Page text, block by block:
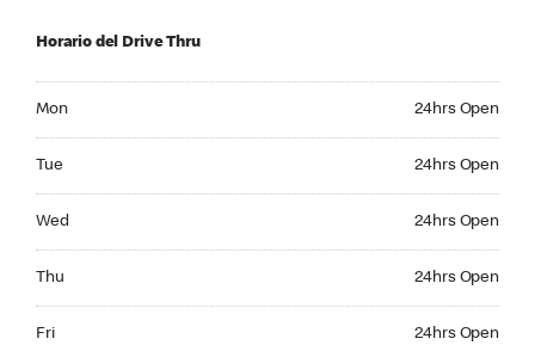
Horario del Drive Thru
Mon 24hrs Open
Tue 24hrs Open
Wed 24hrs Open
Thu 24hrs Open
Fri 24hrs Open